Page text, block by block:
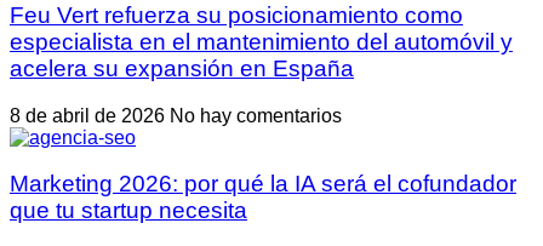
Feu Vert refuerza su posicionamiento como
especialista en el mantenimiento del automóvil y
acelera su expansión en España
8 de abril de 2026 No hay comentarios
Marketing 2026: por qué la IA será el cofundador
que tu startup necesita